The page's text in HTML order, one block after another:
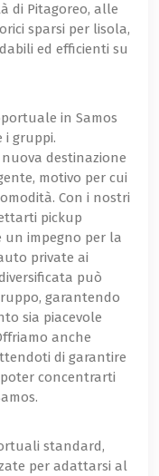
di Pitagoreo, alle
sparsi per lisola,
ed efficienti su
in Samos
i gruppi.
destinazione
motivo per cui
Con i nostri
pickup
impegno per la
private ai
può
garantendo
sia piacevole
anche
di garantire
concentrarti
standard,
per adattarsi al